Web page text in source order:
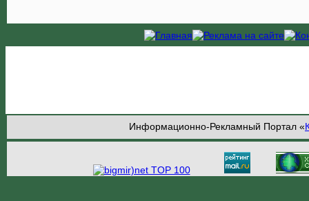
Информационно-Рекламный Портал «